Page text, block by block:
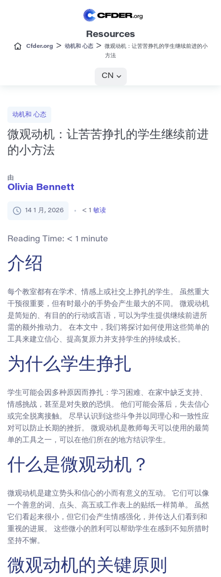
Resources
Cfder.org > 动机和 心态>
微观动机：让苦苦挣扎的学生继续前进的小
方法
CN
动机和 心态
微观动机：让苦苦挣扎的学生继续前进
的小方法
由
Olivia Bennett
14 1 月, 2026 < 1 敏读
Reading Time: < 1 minute
介绍
每个教室都有在学术、情感上或社交上挣扎的学生。 虽然重大
干预很重要，但有时最小的手势会产生最大的不同。 微观动机
是简短的、有目的的行动或言语，可以为学生提供继续前进所
需的额外推动力。 在本文中，我们将探讨如何使用这些简单的
工具来建立信心、提高复原力并支持学生的持续成长。
为什么学生挣扎
学生可能会因多种原因而挣扎：学习困难、在家中缺乏支持、
情感挑战，甚至是对失败的恐惧。 他们可能会落后，失去信心
或完全脱离接触。 尽早认识到这些斗争并以同理心和一致性应
对可以防止长期的挫折。 微观动机是教师每天可以使用的最简
单的工具之一，可以在他们所在的地方结识学生。
什么是微观动机？
微观动机是建立势头和信心的小而有意义的互动。 它们可以像
一个善意的词、点头、高五或工作表上的贴纸一样简单。 虽然
它们看起来很小，但它们会产生情感强化，并传达人们看到和
重视的进展。 这些微小的胜利可以帮助学生在感到不知所措时
坚持不懈。
微观动机的关键原则